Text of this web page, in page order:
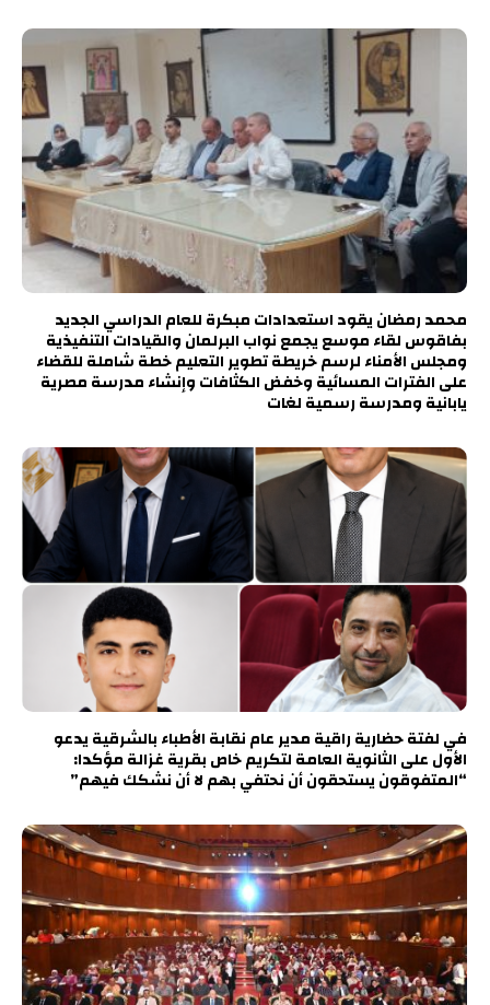
محمد رمضان يقود استعدادات مبكرة للعام الدراسي الجديد
بفاقوس لقاء موسع يجمع نواب البرلمان والقيادات التنفيذية
ومجلس الأمناء لرسم خريطة تطوير التعليم خطة شاملة للقضاء
على الفترات المسائية وخفض الكثافات وإنشاء مدرسة مصرية
يابانية ومدرسة رسمية لغات
في لفتة حضارية راقية مدير عام نقابة الأطباء بالشرقية يدعو
الأول على الثانوية العامة لتكريم خاص بقرية غزالة مؤكدا:
“المتفوقون يستحقون أن نحتفي بهم لا أن نشكك فيهم”